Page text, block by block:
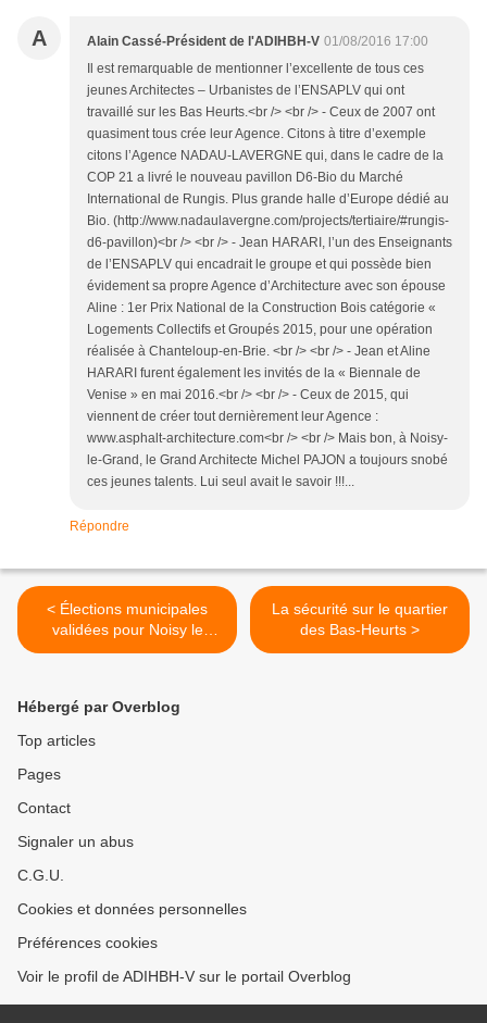
A Alain Cassé-Président de l'ADIHBH-V 01/08/2016 17:00
Il est remarquable de mentionner l’excellente de tous ces
jeunes Architectes – Urbanistes de l’ENSAPLV qui ont
travaillé sur les Bas Heurts.<br /> <br /> - Ceux de 2007 ont
quasiment tous crée leur Agence. Citons à titre d’exemple
citons l’Agence NADAU-LAVERGNE qui, dans le cadre de la
COP 21 a livré le nouveau pavillon D6-Bio du Marché
International de Rungis. Plus grande halle d’Europe dédié au
Bio. (http://www.nadaulavergne.com/projects/tertiaire/#rungis-
d6-pavillon)<br /> <br /> - Jean HARARI, l’un des Enseignants
de l’ENSAPLV qui encadrait le groupe et qui possède bien
évidement sa propre Agence d’Architecture avec son épouse
Aline : 1er Prix National de la Construction Bois catégorie «
Logements Collectifs et Groupés 2015, pour une opération
réalisée à Chanteloup-en-Brie. <br /> <br /> - Jean et Aline
HARARI furent également les invités de la « Biennale de
Venise » en mai 2016.<br /> <br /> - Ceux de 2015, qui
viennent de créer tout dernièrement leur Agence :
www.asphalt-architecture.com<br /> <br /> Mais bon, à Noisy-
le-Grand, le Grand Architecte Michel PAJON a toujours snobé
ces jeunes talents. Lui seul avait le savoir !!!...
Répondre
< Élections municipales
validées pour Noisy le
Grand (analyse et détails)
La sécurité sur le quartier
des Bas-Heurts >
Hébergé par Overblog
Top articles
Pages
Contact
Signaler un abus
C.G.U.
Cookies et données personnelles
Préférences cookies
Voir le profil de ADIHBH-V sur le portail Overblog